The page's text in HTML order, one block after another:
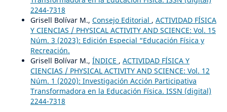
2244-7318
Grisell Bolívar M., Consejo Editorial , ACTIVIDAD FÍSICA
Y CIENCIAS / PHYSICAL ACTIVITY AND SCIENCE: Vol. 15
Núm. 3 (2023): Edición Especial “Educación Física y
Recreación.
Grisell Bolívar M., ÍNDICE , ACTIVIDAD FÍSICA Y
CIENCIAS / PHYSICAL ACTIVITY AND SCIENCE: Vol. 12
Núm. 1 (2020): Investigación Acción Participativa
Transformadora en la Educación Física. ISSN (digital)
2244-7318